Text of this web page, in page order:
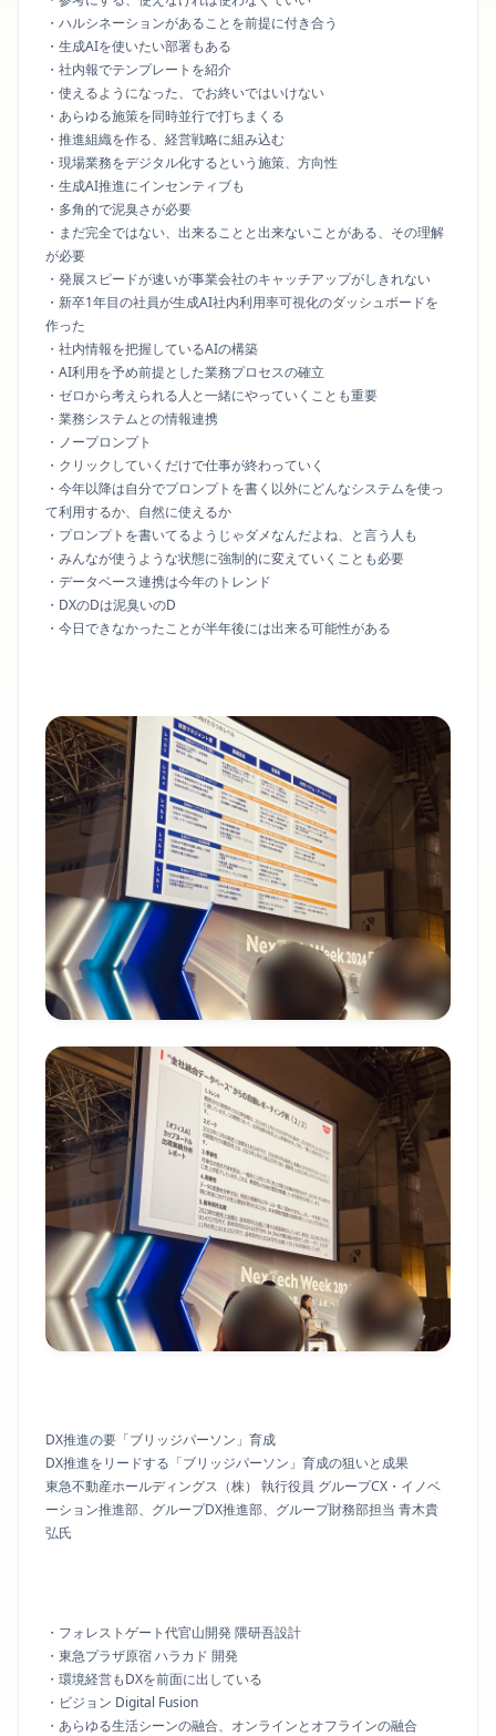
・ハルシネーションがあることを前提に付き合う
・生成AIを使いたい部署もある
・社内報でテンプレートを紹介
・使えるようになった、でお終いではいけない
・あらゆる施策を同時並行で打ちまくる
・推進組織を作る、経営戦略に組み込む
・現場業務をデジタル化するという施策、方向性
・生成AI推進にインセンティブも
・多角的で泥臭さが必要
・まだ完全ではない、出来ることと出来ないことがある、その理解
が必要
・発展スピードが速いが事業会社のキャッチアップがしきれない
・新卒1年目の社員が生成AI社内利用率可視化のダッシュボードを
作った
・社内情報を把握しているAIの構築
・AI利用を予め前提とした業務プロセスの確立
・ゼロから考えられる人と一緒にやっていくことも重要
・業務システムとの情報連携
・ノープロンプト
・クリックしていくだけで仕事が終わっていく
・今年以降は自分でプロンプトを書く以外にどんなシステムを使っ
て利用するか、自然に使えるか
・プロンプトを書いてるようじゃダメなんだよね、と言う人も
・みんなが使うような状態に強制的に変えていくことも必要
・データベース連携は今年のトレンド
・DXのDは泥臭いのD
・今日できなかったことが半年後には出来る可能性がある
DX推進の要「ブリッジパーソン」育成
DX推進をリードする「ブリッジパーソン」育成の狙いと成果
東急不動産ホールディングス（株） 執行役員 グループCX・イノベ
ーション推進部、グループDX推進部、グループ財務部担当 青木貴
弘氏
・フォレストゲート代官山開発 隈研吾設計
・東急プラザ原宿 ハラカド 開発
・環境経営もDXを前面に出している
・ビジョン Digital Fusion
・あらゆる生活シーンの融合、オンラインとオフラインの融合